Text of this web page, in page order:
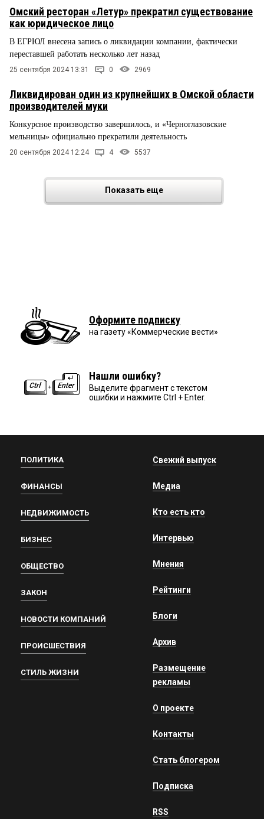
Омский ресторан «Летур» прекратил существование
как юридическое лицо
В ЕГРЮЛ внесена запись о ликвидации компании, фактически
переставшей работать несколько лет назад
25 сентября 2024 13:31 0 2969
Ликвидирован один из крупнейших в Омской области
производителей муки
Конкурсное производство завершилось, и «Черноглазовские
мельницы» официально прекратили деятельность
20 сентября 2024 12:24 4 5537
Показать еще
Оформите подписку
на газету «Коммерческие вести»
Нашли ошибку?
Выделите фрагмент с текстом
ошибки и нажмите Ctrl + Enter.
ПОЛИТИКА
ФИНАНСЫ
НЕДВИЖИМОСТЬ
БИЗНЕС
ОБЩЕСТВО
ЗАКОН
НОВОСТИ КОМПАНИЙ
ПРОИСШЕСТВИЯ
СТИЛЬ ЖИЗНИ
Свежий выпуск
Медиа
Кто есть кто
Интервью
Мнения
Рейтинги
Блоги
Архив
Размещение
рекламы
О проекте
Контакты
Стать блогером
Подписка
RSS